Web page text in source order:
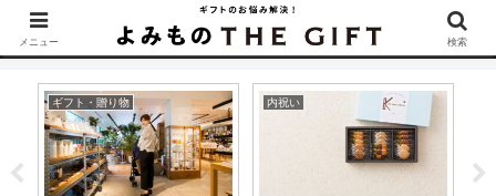
▶︎カタログギフトを探すなら『ソムリエ＠ギフト』をCheck！
ギフト・贈り物 内祝い
メニュー 検索